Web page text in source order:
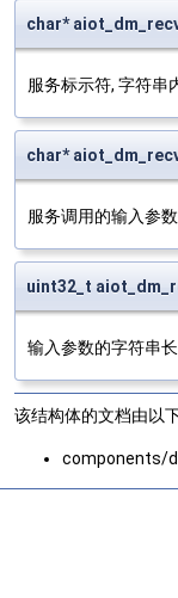
char*
服务标示符, 字符串
char*
服务调用的输入参
uint32_t
输入参数的字符串
该结构体的文档由以
components/